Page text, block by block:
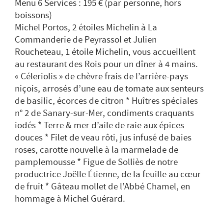
Menu 6 Services : 195 € (par personne, hors
boissons)
Michel Portos, 2 étoiles Michelin à La
Commanderie de Peyrassol et Julien
Roucheteau, 1 étoile Michelin, vous accueillent
au restaurant des Rois pour un dîner à 4 mains.
« Céleriolis » de chèvre frais de l’arrière-pays
niçois, arrosés d’une eau de tomate aux senteurs
de basilic, écorces de citron * Huîtres spéciales
n° 2 de Sanary-sur-Mer, condiments craquants
iodés * Terre & mer d’aile de raie aux épices
douces * Filet de veau rôti, jus infusé de baies
roses, carotte nouvelle à la marmelade de
pamplemousse * Figue de Solliès de notre
productrice Joëlle Étienne, de la feuille au cœur
de fruit * Gâteau mollet de l’Abbé Chamel, en
hommage à Michel Guérard.